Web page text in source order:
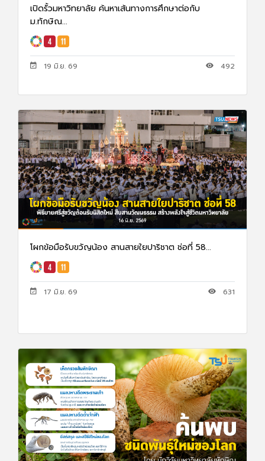
เปิดรั้วมหาวิทยาลัย ค้นหาเส้นทางการศึกษาต่อกับ
ม.ทักษิณ...
19 มิ.ย. 69 492
โผกข้อมือรับขวัญน้อง สานสายใยปาริชาต ช่อที่ 58...
17 มิ.ย. 69 631